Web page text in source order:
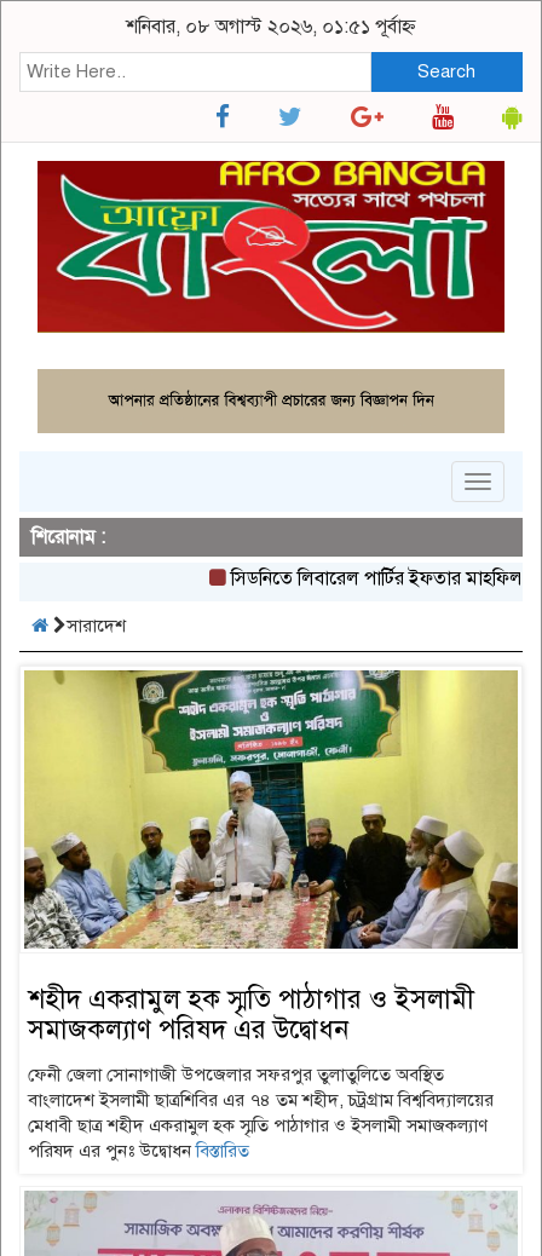
শনিবার, ০৮ অগাস্ট ২০২৬, ০১:৫১ পূর্বাহ্ন
Search
Toggle
শিরোনাম :
সিডনিতে লিবারেল পার্টির ইফতার মাহফিল অনুষ্ঠিত
সারাদেশ
শহীদ একরামুল হক স্মৃতি পাঠাগার ও ইসলামী
সমাজকল্যাণ পরিষদ এর উদ্বোধন
ফেনী জেলা সোনাগাজী উপজেলার সফরপুর তুলাতুলিতে অবস্থিত
বাংলাদেশ ইসলামী ছাত্রশিবির এর ৭৪ তম শহীদ, চট্রগ্রাম বিশ্ববিদ্যালয়ের
মেধাবী ছাত্র শহীদ একরামুল হক স্মৃতি পাঠাগার ও ইসলামী সমাজকল্যাণ
পরিষদ এর পুনঃ উদ্বোধনবিস্তারিত